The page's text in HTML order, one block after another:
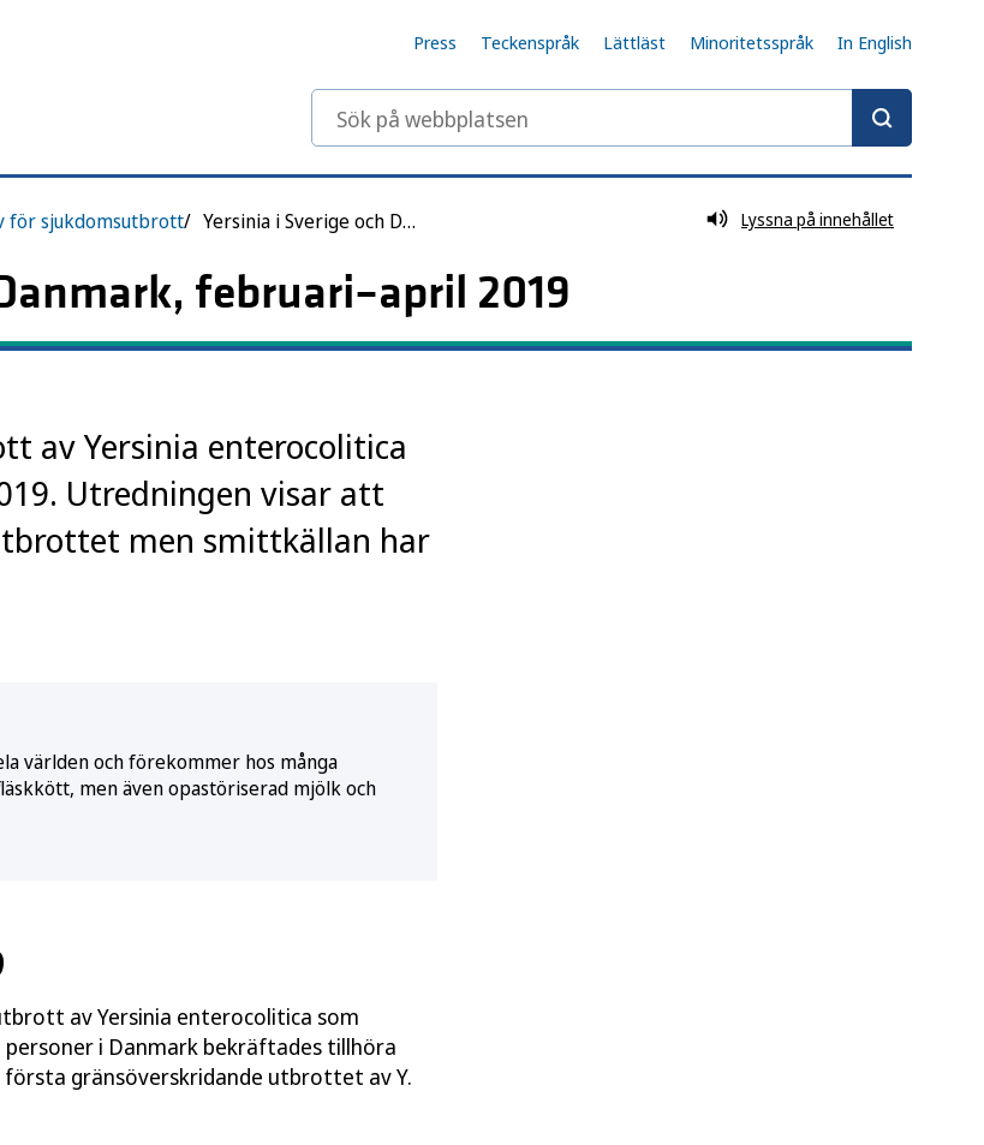
Press Teckenspråk Lättläst Minoritetsspråk In English
Sök på webbplatsen
för sjukdomsutbrott Yersinia i Sverige och Danmark, februari–april 2019 Lyssna på innehållet
februari–april 2019
av Yersinia enterocolitica
Utredningen visar att
men smittkällan har
världen och förekommer hos många
men även opastöriserad mjölk och
av Yersinia enterocolitica som
i Danmark bekräftades tillhöra
gränsöverskridande utbrottet av Y.